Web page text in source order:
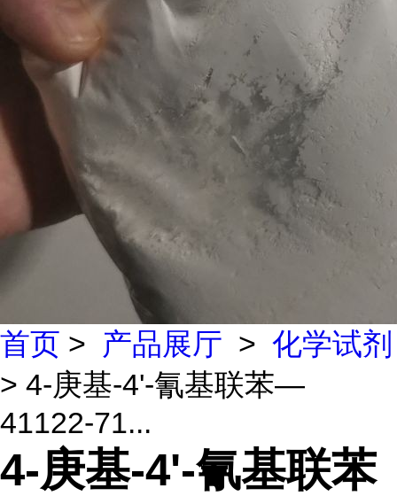
首页 > 产品展厅 > 化学试剂
> 4-庚基-4'-氰基联苯—
41122-71...
4-庚基-4'-氰基联苯